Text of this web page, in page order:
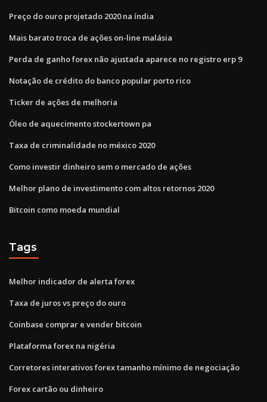
Preço do ouro projetado 2020 na índia
Mais barato troca de ações on-line malásia
Perda de ganho forex não ajustada aparece no registro erp 9
Notação de crédito do banco popular porto rico
Ticker de ações de melhoria
Óleo de aquecimento stockertown pa
Taxa de criminalidade no méxico 2020
Como investir dinheiro sem o mercado de ações
Melhor plano de investimento com altos retornos 2020
Bitcoin como moeda mundial
Tags
Melhor indicador de alerta forex
Taxa de juros vs preço do ouro
Coinbase comprar e vender bitcoin
Plataforma forex na nigéria
Corretores interativos forex tamanho mínimo de negociação
Forex cartão ou dinheiro